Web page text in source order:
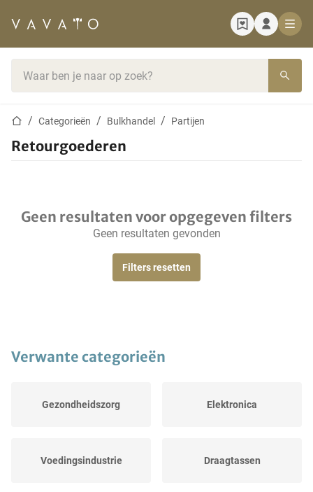
StartpaginaCategorieën Bulkhandel Partijen
Retourgoederen
Geen resultaten voor opgegeven filters
Geen resultaten gevonden
Filters resetten
Verwante categorieën
Gezondheidszorg Elektronica
Voedingsindustrie Draagtassen